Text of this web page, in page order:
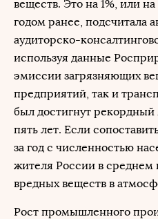
веществ. Это на 1%, или
годом ранее, подсчитала
аудиторско-
используя данные
эмиссии загрязняющих
предприятий, так и
был достигнут
пять лет. Если
за год с численностью
жителя России в среднем
вредных веществ в
Рост промышленного